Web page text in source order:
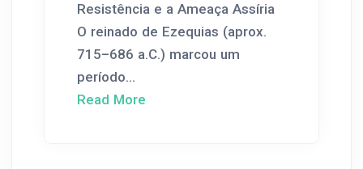
Resistência e a Ameaça Assíria
O reinado de Ezequias (aprox.
715–686 a.C.) marcou um
período...
Read More